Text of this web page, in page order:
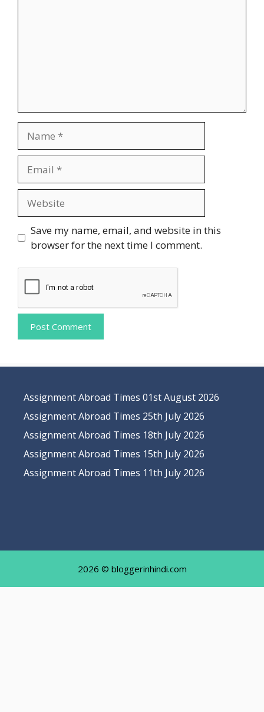
Save my name, email, and website in this
browser for the next time I comment.
Assignment Abroad Times 01st August 2026
Assignment Abroad Times 25th July 2026
Assignment Abroad Times 18th July 2026
Assignment Abroad Times 15th July 2026
Assignment Abroad Times 11th July 2026
2026 © bloggerinhindi.com